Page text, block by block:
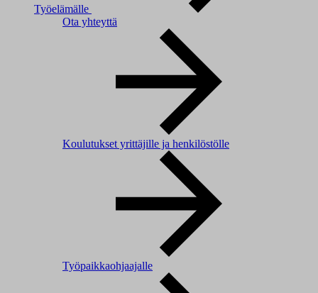
Työelämälle
Ota yhteyttä
Koulutukset yrittäjille ja henkilöstölle
Työpaikkaohjaajalle